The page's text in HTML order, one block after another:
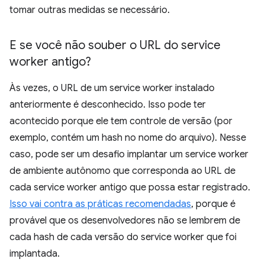
tomar outras medidas se necessário.
E se você não souber o URL do service
worker antigo?
Às vezes, o URL de um service worker instalado
anteriormente é desconhecido. Isso pode ter
acontecido porque ele tem controle de versão (por
exemplo, contém um hash no nome do arquivo). Nesse
caso, pode ser um desafio implantar um service worker
de ambiente autônomo que corresponda ao URL de
cada service worker antigo que possa estar registrado.
Isso vai contra as práticas recomendadas, porque é
provável que os desenvolvedores não se lembrem de
cada hash de cada versão do service worker que foi
implantada.